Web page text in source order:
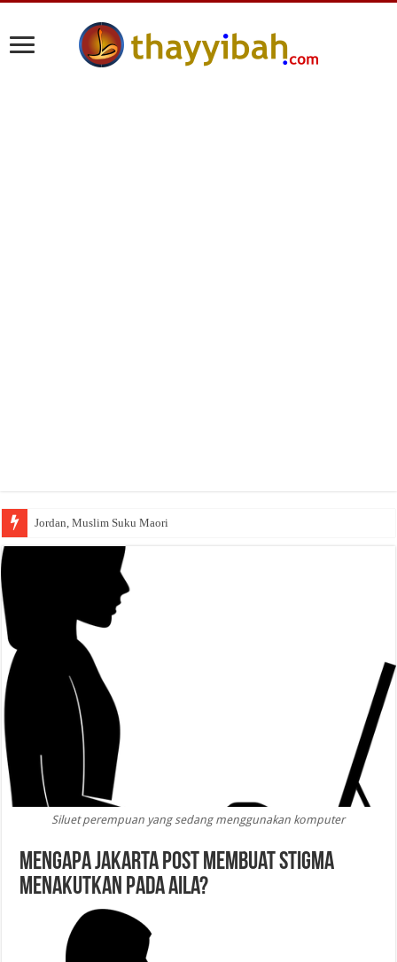
Jordan, Muslim Suku Maori
Siluet perempuan yang sedang menggunakan komputer
Mengapa Jakarta Post Membuat Stigma
Menakutkan Pada AILA?